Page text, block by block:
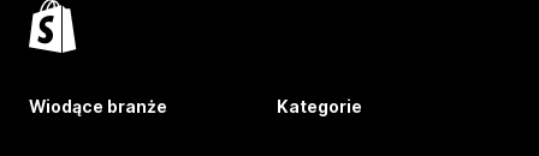
Wiodące branże Kategorie